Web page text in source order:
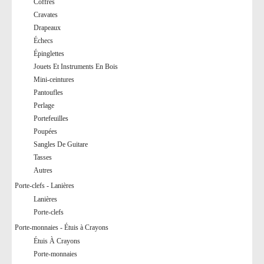
Coffres
Cravates
Drapeaux
Échecs
Épinglettes
Jouets Et Instruments En Bois
Mini-ceintures
Pantoufles
Perlage
Portefeuilles
Poupées
Sangles De Guitare
Tasses
Autres
Porte-clefs - Lanières
Lanières
Porte-clefs
Porte-monnaies - Étuis à Crayons
Étuis À Crayons
Porte-monnaies